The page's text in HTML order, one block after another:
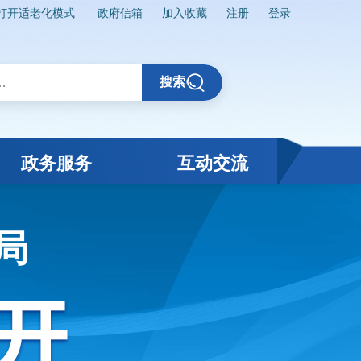
开适老化模式 政府信箱 加入收藏 注册 登录
搜索
政务服务 互动交流